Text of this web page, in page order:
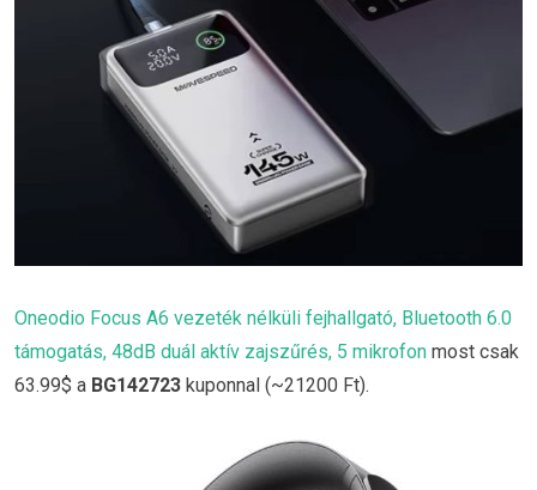
Oneodio Focus A6 vezeték nélküli fejhallgató, Bluetooth 6.0
támogatás, 48dB duál aktív zajszűrés, 5 mikrofon most csak
63.99$ a BG142723 kuponnal (~21200 Ft).